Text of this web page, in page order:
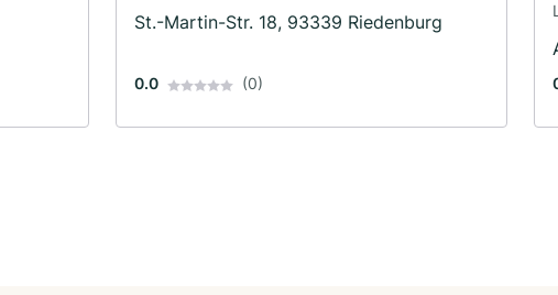
St.-Martin-Str. 18, 93339 Riedenburg
0.0 (0)